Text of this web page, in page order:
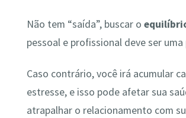
Não tem “saída”, buscar o
pessoal e profissional deve ser
Caso contrário, você irá acumular
estresse, e isso pode afetar sua
atrapalhar o relacionamento com